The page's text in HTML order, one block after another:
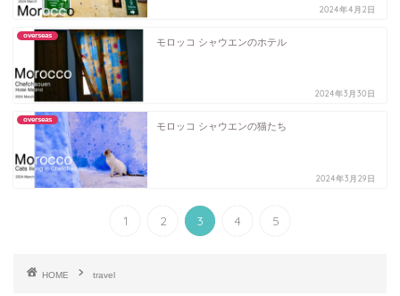
2024年4月2日
overseas
モロッコ シャウエンのホテル
2024年3月30日
overseas
モロッコ シャウエンの猫たち
2024年3月29日
1 2 3 4 5
HOME travel